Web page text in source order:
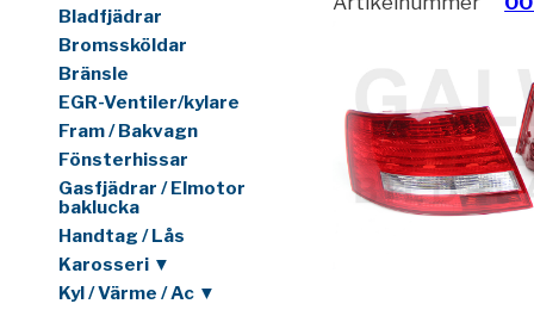
Bladfjädrar
Bromssköldar
Bränsle
EGR-Ventiler/kylare
Fram / Bakvagn
Fönsterhissar
Gasfjädrar / Elmotor
baklucka
Handtag / Lås
Karosseri ▼
Kyl / Värme / Ac ▼